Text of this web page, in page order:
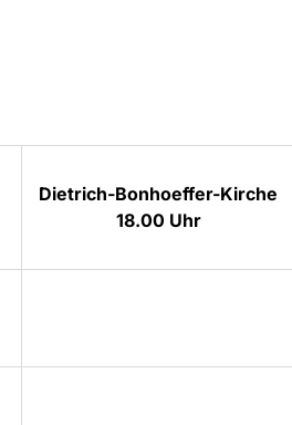
Dietrich-Bonhoeffer-Kirche
18.00 Uhr